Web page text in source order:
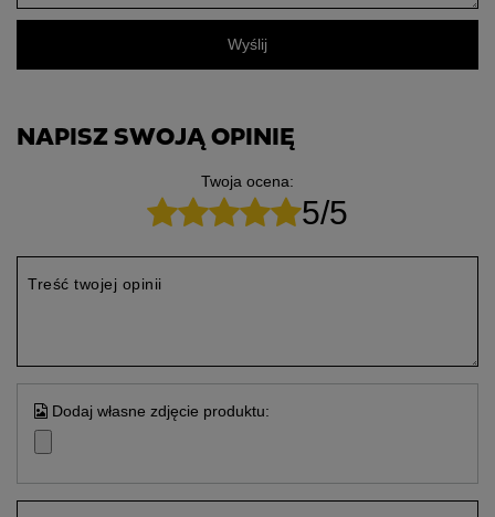
Wyślij
NAPISZ SWOJĄ OPINIĘ
Twoja ocena:
5/5
Treść twojej opinii
Dodaj własne zdjęcie produktu: